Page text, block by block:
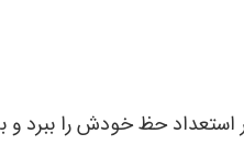
حظ خودش را ببرد و